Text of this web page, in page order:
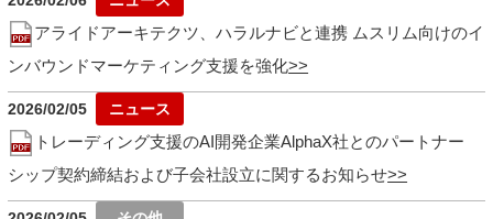
アライドアーキテクツ、ハラルナビと連携 ムスリム向けのイ
ンバウンドマーケティング支援を強化
2026/02/05
トレーディング支援のAI開発企業AlphaX社とのパートナー
シップ契約締結および子会社設立に関するお知らせ